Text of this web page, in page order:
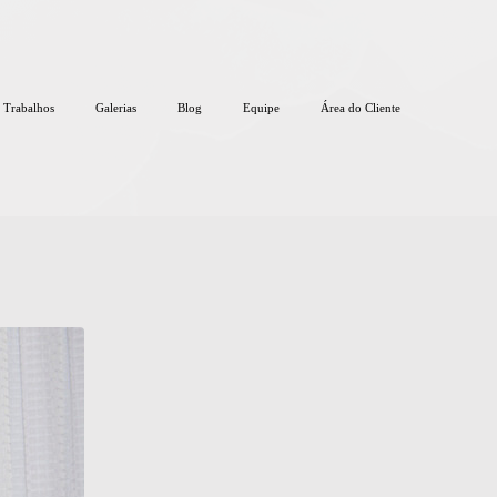
Trabalhos Galerias Blog Equipe Área do Cliente